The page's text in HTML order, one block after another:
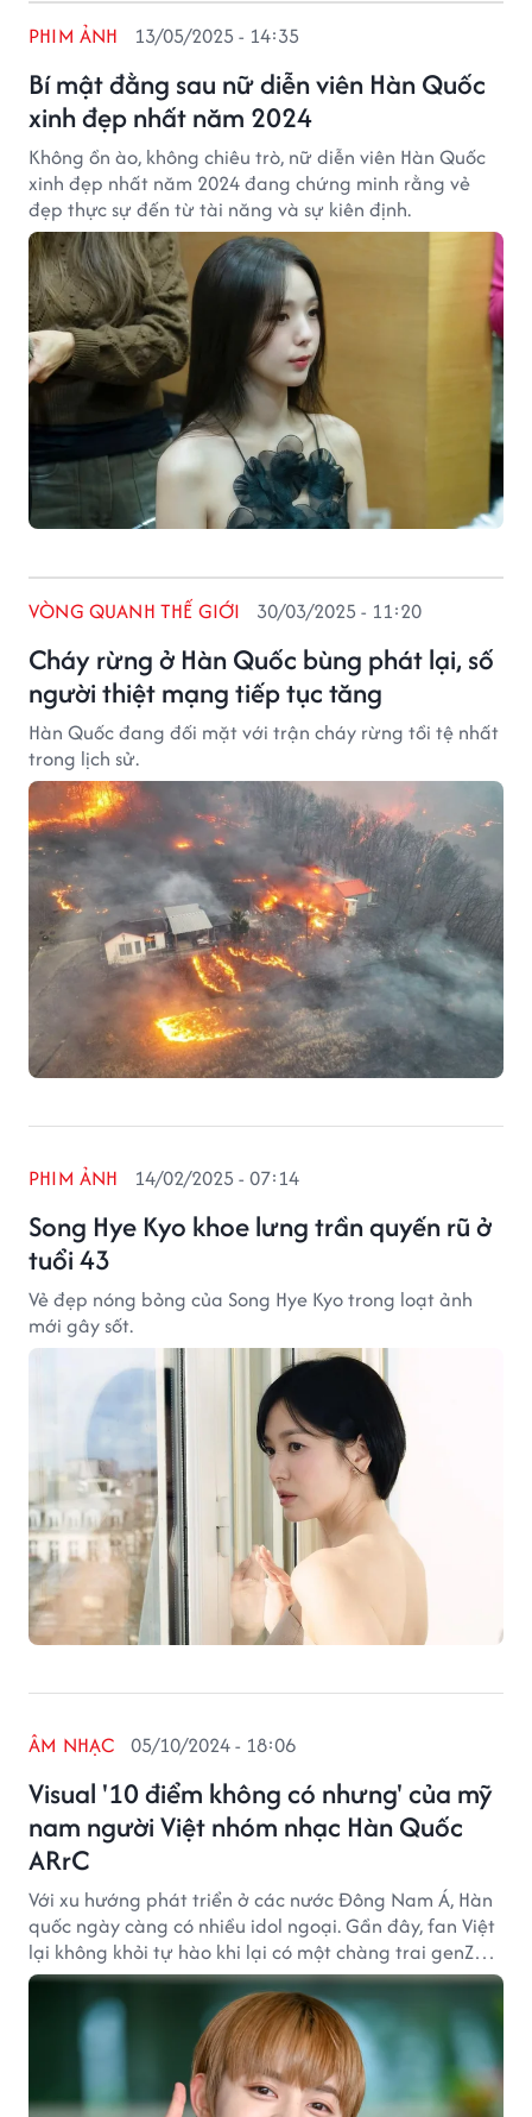
Bí mật đằng sau nữ diễn viên Hàn Quốc
xinh đẹp nhất năm 2024
PHIM ẢNH 13/05/2025 - 14:35
Không ồn ào, không chiêu trò, nữ diễn viên Hàn Quốc
xinh đẹp nhất năm 2024 đang chứng minh rằng vẻ
đẹp thực sự đến từ tài năng và sự kiên định.
Cháy rừng ở Hàn Quốc bùng phát lại, số
người thiệt mạng tiếp tục tăng
VÒNG QUANH THẾ GIỚI 30/03/2025 - 11:20
Hàn Quốc đang đối mặt với trận cháy rừng tồi tệ nhất
trong lịch sử.
Song Hye Kyo khoe lưng trần quyến rũ ở
tuổi 43
PHIM ẢNH 14/02/2025 - 07:14
Vẻ đẹp nóng bỏng của Song Hye Kyo trong loạt ảnh
mới gây sốt.
Visual '10 điểm không có nhưng' của mỹ
nam người Việt nhóm nhạc Hàn Quốc
ARrC
ÂM NHẠC 05/10/2024 - 18:06
Với xu hướng phát triển ở các nước Đông Nam Á, Hàn
quốc ngày càng có nhiều idol ngoại. Gần đây, fan Việt
lại không khỏi tự hào khi lại có một chàng trai genZ
người Việt thành công ra mắt.